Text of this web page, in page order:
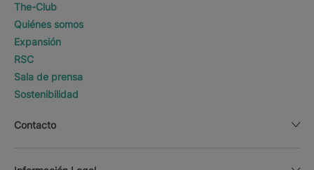
The-Club
Quiénes somos
Expansión
RSC
Sala de prensa
Sostenibilidad
Contacto